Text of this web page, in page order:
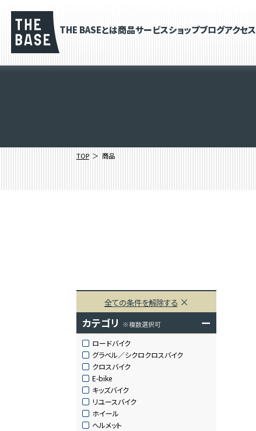
THE BASEとは商品サービスショップブログアクセス
TOP 商品
全ての条件を解除する
カテゴリ ※複数選択可 ー
ロードバイク
グラベル／シクロクロスバイク
クロスバイク
E-bike
キッズバイク
リユースバイク
ホイール
ヘルメット